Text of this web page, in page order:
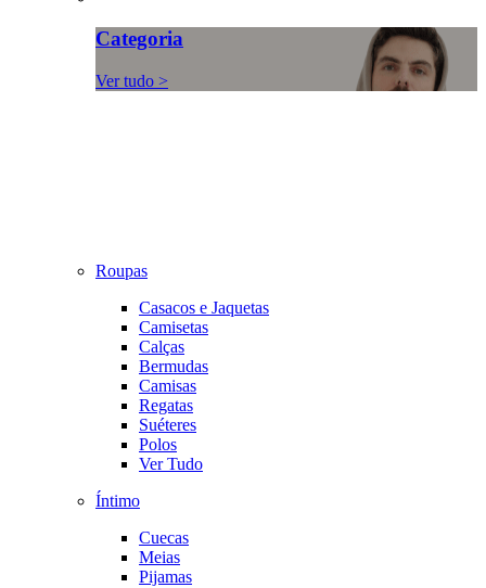
Categoria
Ver tudo >
Roupas
Casacos e Jaquetas
Camisetas
Calças
Bermudas
Camisas
Regatas
Suéteres
Polos
Ver Tudo
Íntimo
Cuecas
Meias
Pijamas